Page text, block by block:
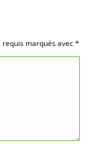
marqués avec*